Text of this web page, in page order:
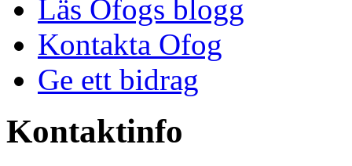
Läs Ofogs blogg
Kontakta Ofog
Ge ett bidrag
Kontaktinfo